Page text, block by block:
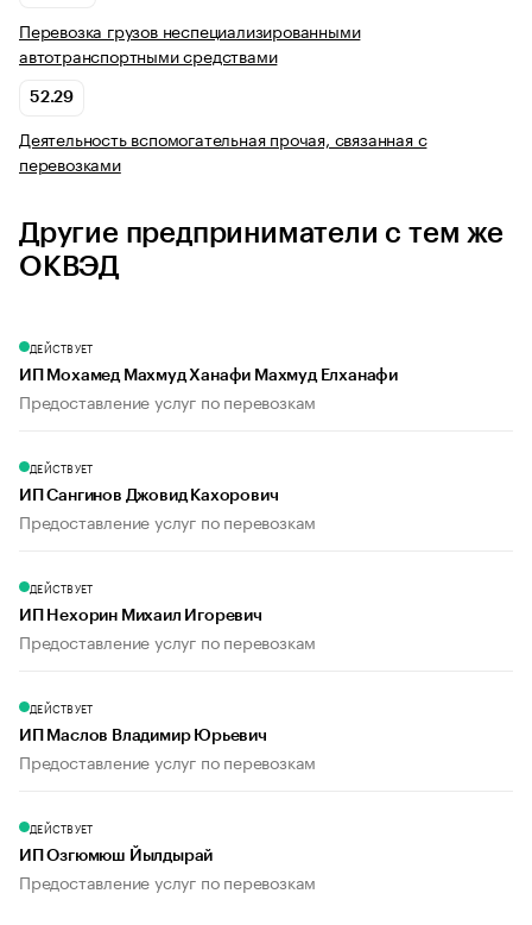
Перевозка грузов неспециализированными
автотранспортными средствами
52.29
Деятельность вспомогательная прочая, связанная с
перевозками
Другие предприниматели с тем же
ОКВЭД
ДЕЙСТВУЕТ
ИП Мохамед Махмуд Ханафи Махмуд Елханафи
Предоставление услуг по перевозкам
ДЕЙСТВУЕТ
ИП Сангинов Джовид Кахорович
Предоставление услуг по перевозкам
ДЕЙСТВУЕТ
ИП Нехорин Михаил Игоревич
Предоставление услуг по перевозкам
ДЕЙСТВУЕТ
ИП Маслов Владимир Юрьевич
Предоставление услуг по перевозкам
ДЕЙСТВУЕТ
ИП Озгюмюш Йылдырай
Предоставление услуг по перевозкам